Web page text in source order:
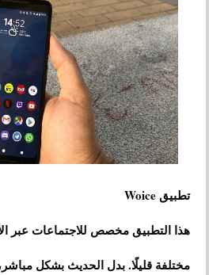
تطبيق Woice
هذا التطبيق مخصص للاجتماعات عبر
مختلفة قليلًا. بدل الحديث بشكل